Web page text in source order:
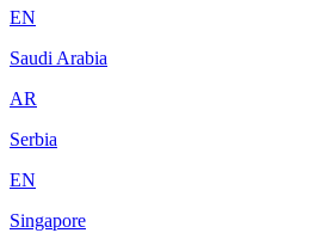
EN
Saudi Arabia
AR
Serbia
EN
Singapore